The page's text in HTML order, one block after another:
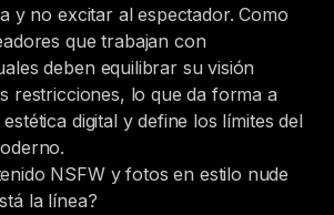
y no excitar al espectador. Como
que trabajan con
deben equilibrar su visión
restricciones, lo que da forma a
digital y define los límites del
NSFW y fotos en estilo nude
la línea?